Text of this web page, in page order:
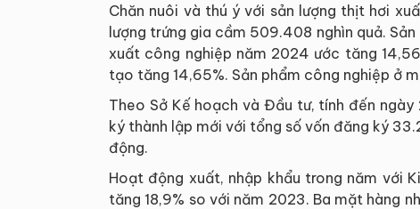
Chăn nuôi và thú ý với sản lượng thịt hơi
lượng trứng gia cầm 509.408 nghìn quả.
xuất công nghiệp năm 2024 ước tăng
tạo tăng 14,65%. Sản phẩm công nghiệp ở
Theo Sở Kế hoạch và Đầu tư, tính đến
ký thành lập mới với tổng số vốn đăng ký
động.
Hoạt động xuất, nhập khẩu trong năm với
tăng 18,9% so với năm 2023. Ba mặt hàng